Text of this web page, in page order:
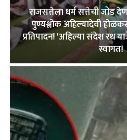
राजसत्तेला धर्म सत्तेची जोड
पुण्यश्लोक अहिल्यादेवी
प्रतिपादन! ‘अहिल्या संदेश रथ
स्वागत!